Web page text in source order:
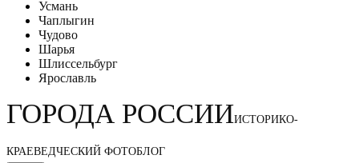
Усмань
Чаплыгин
Чудово
Шарья
Шлиссельбург
Ярославль
ГОРОДА РОССИИИСТОРИКО-
КРАЕВЕДЧЕСКИЙ ФОТОБЛОГ